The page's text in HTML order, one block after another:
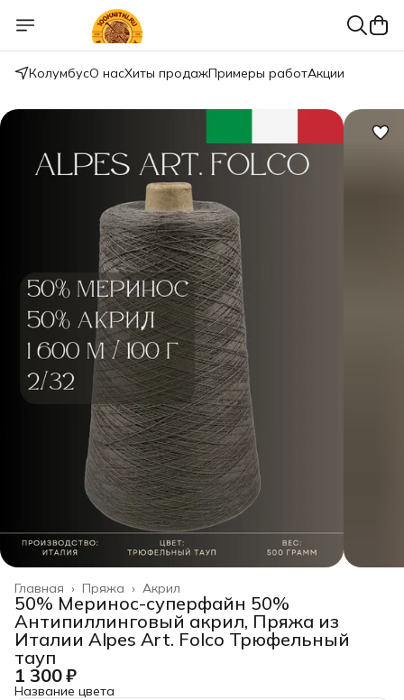
КолумбусО насХиты продажПримеры работАкции
Акрил
Пряжа ›
Главная ›
50% Меринос-суперфайн 50%
Антипиллинговый акрил, Пряжа из
Италии Alpes Art. Folco Трюфельный
тауп
1 300 ₽
Название цвета